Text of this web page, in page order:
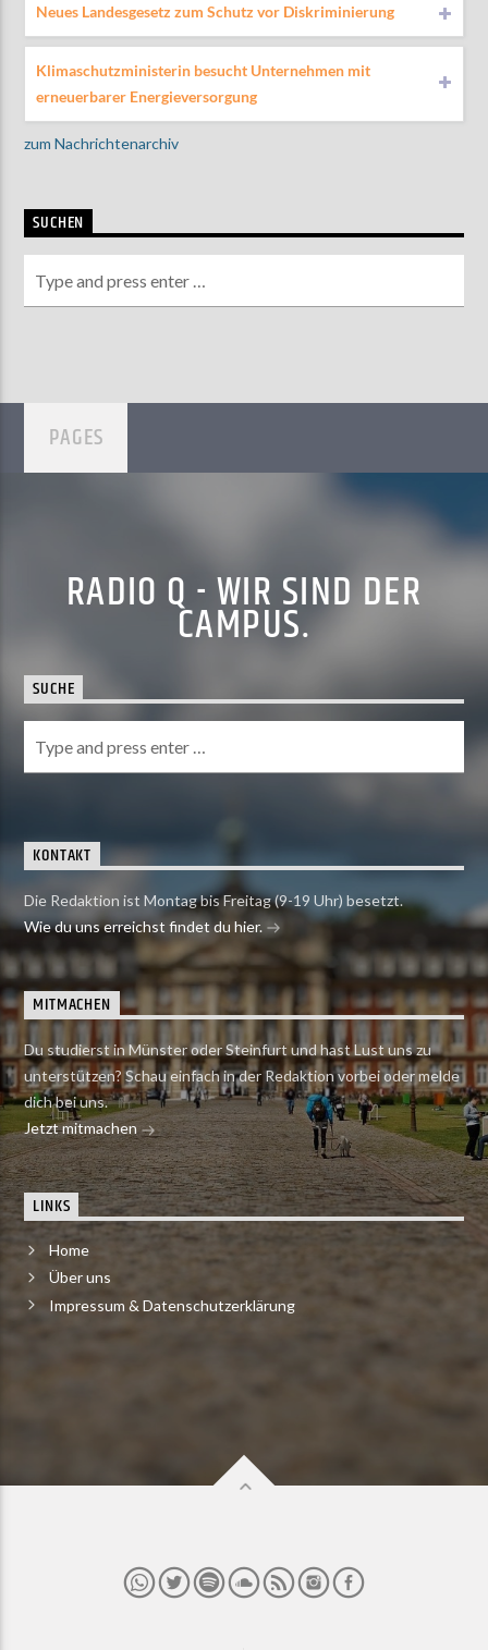
Neues Landesgesetz zum Schutz vor Diskriminierung
Klimaschutzministerin besucht Unternehmen mit
erneuerbarer Energieversorgung
zum Nachrichtenarchiv
SUCHEN
PAGES
RADIO Q - WIR SIND DER
CAMPUS.
SUCHE
KONTAKT
Die Redaktion ist Montag bis Freitag (9-19 Uhr) besetzt.
Wie du uns erreichst findet du hier.
MITMACHEN
Du studierst in Münster oder Steinfurt und hast Lust uns zu
unterstützen? Schau einfach in der Redaktion vorbei oder melde
dich bei uns.
Jetzt mitmachen
LINKS
Home
Über uns
Impressum & Datenschutzerklärung